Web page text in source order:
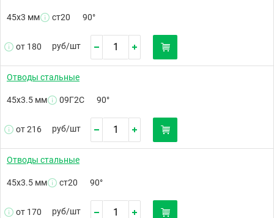
45х3 мм ст20 90°
от 180 руб/шт
Отводы стальные
45х3.5 мм 09Г2С 90°
от 216 руб/шт
Отводы стальные
45х3.5 мм ст20 90°
от 170 руб/шт